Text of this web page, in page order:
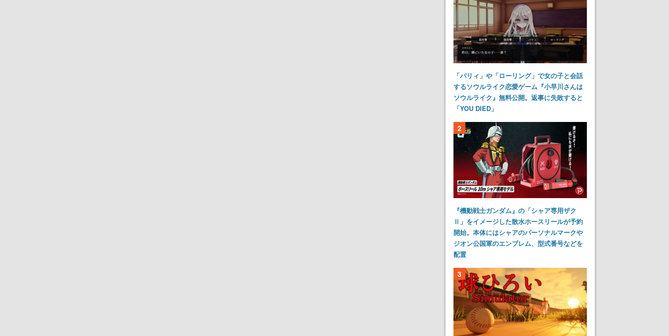
「パリィ」や「ローリング」で女の子と会話
するソウルライク恋愛ゲーム『小早川さんは
ソウルライク』無料公開。返事に失敗すると
「YOU DIED」
2
『機動戦士ガンダム』の「シャア専用ザク
Ⅱ」をイメージした散水ホースリールが予約
開始。本体にはシャアのパーソナルマークや
ジオン公国軍のエンブレム、型式番号などを
配置
3